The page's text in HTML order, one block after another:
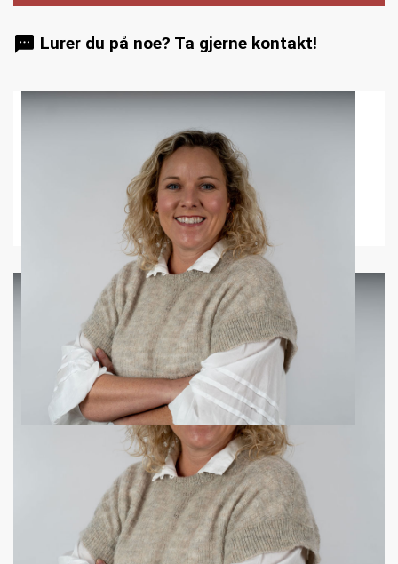
Lurer du på noe? Ta gjerne kontakt!
Kompetanse- og utviklingssjef
kari.wilsgard@mlf.no
976 34 683